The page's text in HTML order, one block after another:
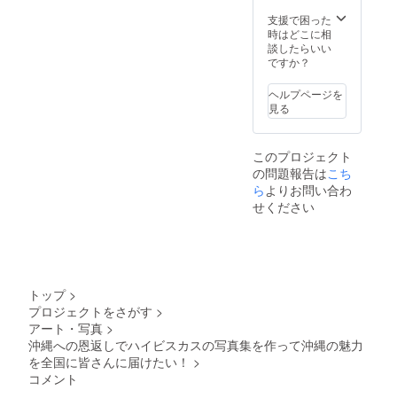
支援で困った
時はどこに相
談したらいい
ですか？
ヘルプページを
見る
このプロジェクト
の問題報告はこち
らよりお問い合わ
せください
トップ >
プロジェクトをさがす >
アート・写真 >
沖縄への恩返しでハイビスカスの写真集を作って沖縄の魅力
を全国に皆さんに届けたい！ >
コメント